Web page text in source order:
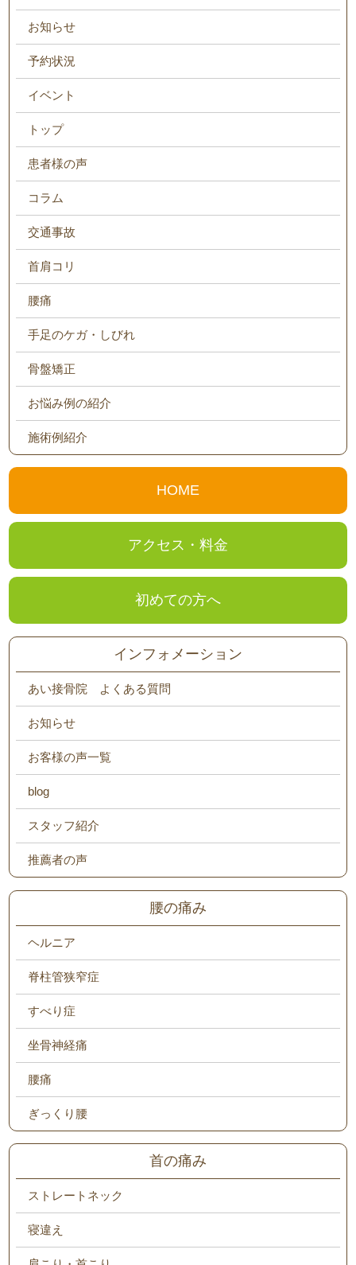
お知らせ
予約状況
イベント
トップ
患者様の声
コラム
交通事故
首肩コリ
腰痛
手足のケガ・しびれ
骨盤矯正
お悩み例の紹介
施術例紹介
HOME
アクセス・料金
初めての方へ
インフォメーション
あい接骨院 よくある質問
お知らせ
お客様の声一覧
blog
スタッフ紹介
推薦者の声
腰の痛み
ヘルニア
脊柱管狭窄症
すべり症
坐骨神経痛
腰痛
ぎっくり腰
首の痛み
ストレートネック
寝違え